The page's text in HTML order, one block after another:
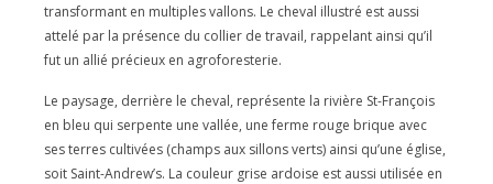
transformant en multiples vallons. Le cheval illustré est aussi
attelé par la présence du collier de travail, rappelant ainsi qu’il
fut un allié précieux en agroforesterie.
Le paysage, derrière le cheval, représente la rivière St-François
en bleu qui serpente une vallée, une ferme rouge brique avec
ses terres cultivées (champs aux sillons verts) ainsi qu’une église,
soit Saint-Andrew’s. La couleur grise ardoise est aussi utilisée en